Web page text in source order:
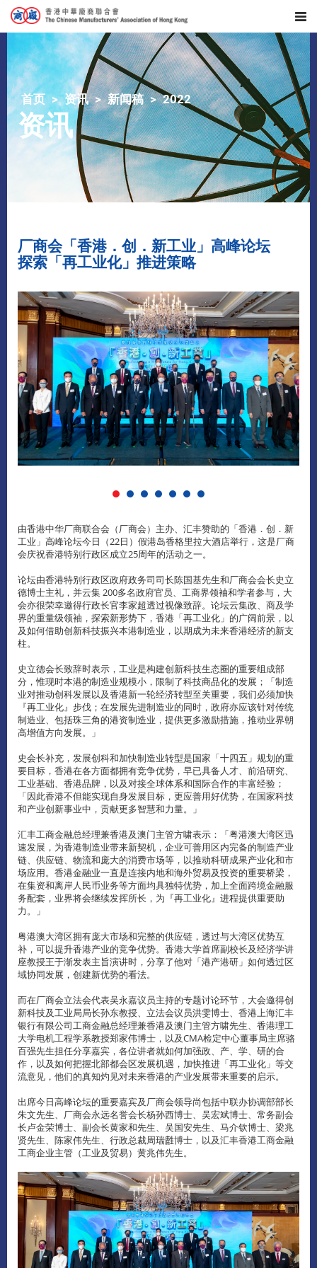
首页 资讯 新闻稿 2022
资讯
厂商会「香港．创．新工业」高峰论坛
探索「再工业化」推进策略
由香港中华厂商联合会（厂商会）主办、汇丰赞助的「香港．创．新
工业」高峰论坛今日（22日）假港岛香格里拉大酒店举行，这是厂商
会庆祝香港特别行政区成立25周年的活动之一。
论坛由香港特别行政区政府政务司司长陈国基先生和厂商会会长史立
德博士主礼，并云集 200多名政府官员、工商界领袖和学者参与，大
会亦很荣幸邀得行政长官李家超透过视像致辞。论坛云集政、商及学
界的重量级领袖，探索新形势下，香港「再工业化」的广阔前景，以
及如何借助创新科技振兴本港制造业，以期成为未来香港经济的新支
柱。
史立德会长致辞时表示，工业是构建创新科技生态圈的重要组成部
分，惟现时本港的制造业规模小，限制了科技商品化的发展；「制造
业对推动创科发展以及香港新一轮经济转型至关重要，我们必须加快
『再工业化』步伐；在发展先进制造业的同时，政府亦应该针对传统
制造业、包括珠三角的港资制造业，提供更多激励措施，推动业界朝
高增值方向发展。」
史会长补充，发展创科和加快制造业转型是国家「十四五」规划的重
要目标，香港在各方面都拥有竞争优势，早已具备人才、前沿研究、
工业基础、香港品牌，以及对接全球体系和国际合作的丰富经验；
「因此香港不但能实现自身发展目标，更应善用好优势，在国家科技
和产业创新事业中，贡献更多智慧和力量。」
汇丰工商金融总经理兼香港及澳门主管方啸表示：「粤港澳大湾区迅
速发展，为香港制造业带来新契机，企业可善用区内完备的制造产业
链、供应链、物流和庞大的消费市场等，以推动科研成果产业化和市
场应用。香港金融业一直是连接内地和海外贸易及投资的重要桥梁，
在集资和离岸人民币业务等方面均具独特优势，加上全面跨境金融服
务配套，业界将会继续发挥所长，为『再工业化』进程提供重要助
力。」
粤港澳大湾区拥有庞大市场和完整的供应链，透过与大湾区优势互
补，可以提升香港产业的竞争优势。香港大学首席副校长及经济学讲
座教授王于渐发表主旨演讲时，分享了他对「港产港研」如何透过区
域协同发展，创建新优势的看法。
而在厂商会立法会代表吴永嘉议员主持的专题讨论环节，大会邀得创
新科技及工业局局长孙东教授、立法会议员洪雯博士、香港上海汇丰
银行有限公司工商金融总经理兼香港及澳门主管方啸先生、香港理工
大学电机工程学系教授郑家伟博士，以及CMA检定中心董事局主席骆
百强先生担任分享嘉宾，各位讲者就如何加强政、产、学、研的合
作，以及如何把握北部都会区发展机遇，加快推进「再工业化」等交
流意见，他们的真知灼见对未来香港的产业发展带来重要的启示。
出席今日高峰论坛的重要嘉宾及厂商会领导尚包括中联办协调部部长
朱文先生、厂商会永远名誉会长杨孙西博士、吴宏斌博士、常务副会
长卢金荣博士、副会长黄家和先生、吴国安先生、马介钦博士、梁兆
贤先生、陈家伟先生、行政总裁周瑞𪊟博士，以及汇丰香港工商金融
工商企业主管（工业及贸易）黄兆伟先生。